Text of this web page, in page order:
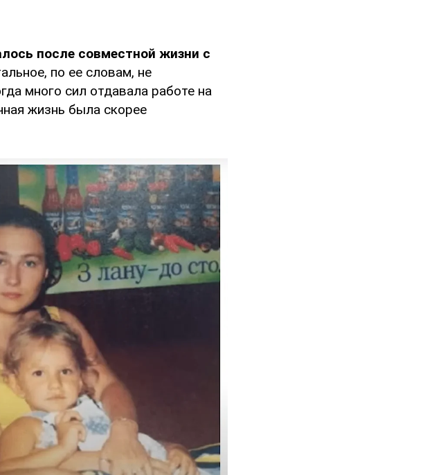
после совместной жизни с
по ее словам, не
много сил отдавала работе на
жизнь была скорее